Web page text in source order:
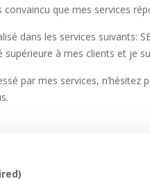
convaincu que mes services
dans les services suivants:
supérieure à mes clients et je
par mes services,